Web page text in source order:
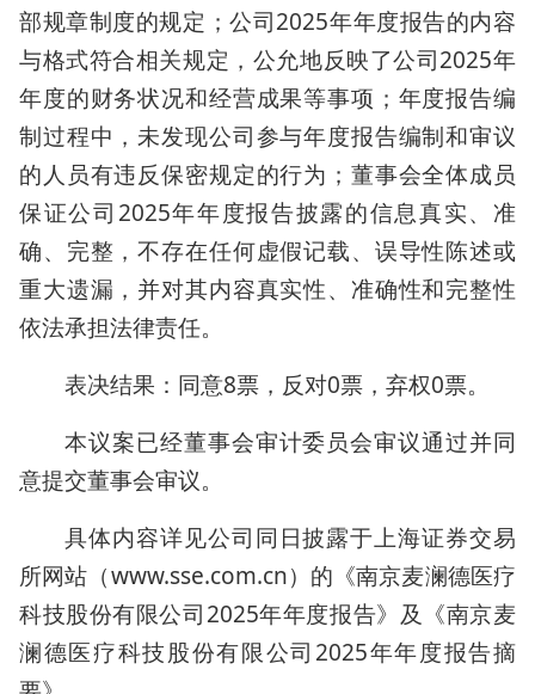
部规章制度的规定；公司2025年年度报告的内容
与格式符合相关规定，公允地反映了公司2025年
年度的财务状况和经营成果等事项；年度报告编
制过程中，未发现公司参与年度报告编制和审议
的人员有违反保密规定的行为；董事会全体成员
保证公司2025年年度报告披露的信息真实、准
确、完整，不存在任何虚假记载、误导性陈述或
重大遗漏，并对其内容真实性、准确性和完整性
依法承担法律责任。
表决结果：同意8票，反对0票，弃权0票。
本议案已经董事会审计委员会审议通过并同
意提交董事会审议。
具体内容详见公司同日披露于上海证券交易
所网站（www.sse.com.cn）的《南京麦澜德医疗
科技股份有限公司2025年年度报告》及《南京麦
澜德医疗科技股份有限公司2025年年度报告摘